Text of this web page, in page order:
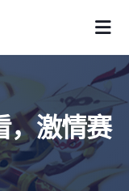
，激情赛